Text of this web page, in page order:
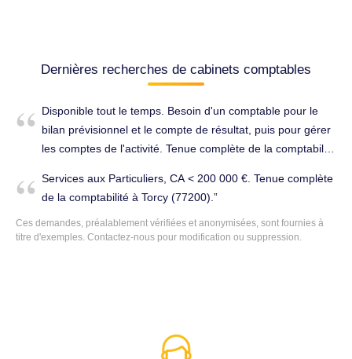
Dernières recherches de cabinets comptables
Disponible tout le temps. Besoin d'un comptable pour le
bilan prévisionnel et le compte de résultat, puis pour gérer
les comptes de l'activité. Tenue complète de la comptabilité
Services aux Particuliers, CA < 200 000 €. Tenue complète
de la comptabilité à Torcy (77200).
Ces demandes, préalablement vérifiées et anonymisées, sont fournies à
titre d'exemples. Contactez-nous pour modification ou suppression.